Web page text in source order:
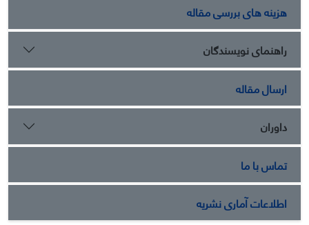
هزینه های بررسی مقاله
راهنمای نویسندگان
ارسال مقاله
داوران
تماس با ما
اطلاعات آماری نشریه